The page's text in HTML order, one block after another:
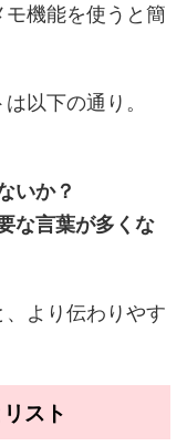
機能を使うと簡
以下の通り。
いか？
な言葉が多くな
より伝わりやす
スト